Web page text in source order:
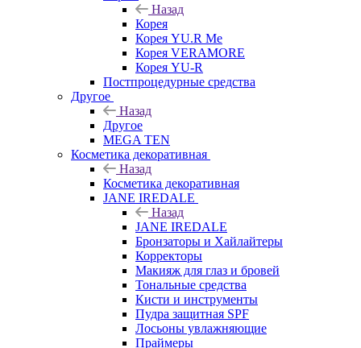
Назад
Корея
Корея YU.R Me
Корея VERAMORE
Корея YU-R
Постпроцедурные средства
Другое
Назад
Другое
MEGA TEN
Косметика декоративная
Назад
Косметика декоративная
JANE IREDALE
Назад
JANE IREDALE
Бронзаторы и Хайлайтеры
Корректоры
Макияж для глаз и бровей
Тональные средства
Кисти и инструменты
Пудра защитная SPF
Лосьоны увлажняющие
Праймеры